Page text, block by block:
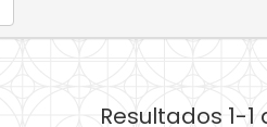
Resultados 1-1